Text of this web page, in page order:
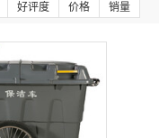
好评度 价格 销量